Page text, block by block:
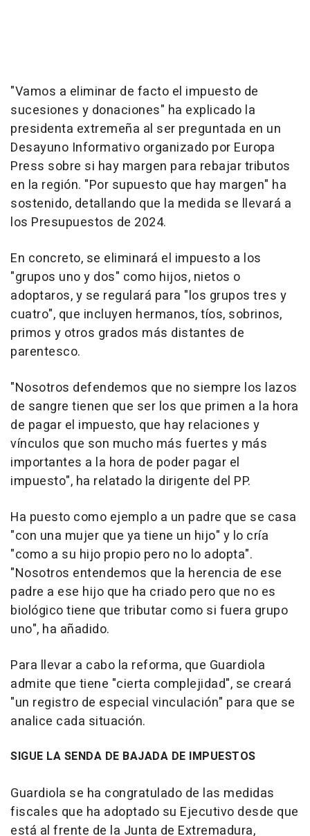
"Vamos a eliminar de facto el impuesto de
sucesiones y donaciones" ha explicado la
presidenta extremeña al ser preguntada en un
Desayuno Informativo organizado por Europa
Press sobre si hay margen para rebajar tributos
en la región. "Por supuesto que hay margen" ha
sostenido, detallando que la medida se llevará a
los Presupuestos de 2024.
En concreto, se eliminará el impuesto a los
"grupos uno y dos" como hijos, nietos o
adoptaros, y se regulará para "los grupos tres y
cuatro", que incluyen hermanos, tíos, sobrinos,
primos y otros grados más distantes de
parentesco.
"Nosotros defendemos que no siempre los lazos
de sangre tienen que ser los que primen a la hora
de pagar el impuesto, que hay relaciones y
vínculos que son mucho más fuertes y más
importantes a la hora de poder pagar el
impuesto", ha relatado la dirigente del PP.
Ha puesto como ejemplo a un padre que se casa
"con una mujer que ya tiene un hijo" y lo cría
"como a su hijo propio pero no lo adopta".
"Nosotros entendemos que la herencia de ese
padre a ese hijo que ha criado pero que no es
biológico tiene que tributar como si fuera grupo
uno", ha añadido.
Para llevar a cabo la reforma, que Guardiola
admite que tiene "cierta complejidad", se creará
"un registro de especial vinculación" para que se
analice cada situación.
SIGUE LA SENDA DE BAJADA DE IMPUESTOS
Guardiola se ha congratulado de las medidas
fiscales que ha adoptado su Ejecutivo desde que
está al frente de la Junta de Extremadura,